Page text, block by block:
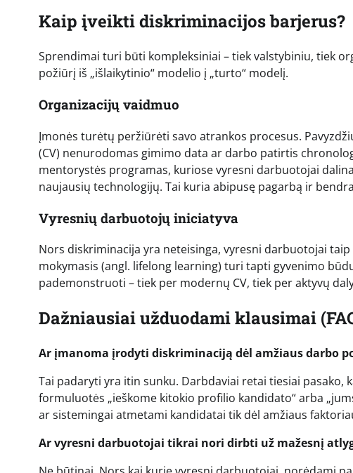
Kaip įveikti diskriminacijos barjerus?
Sprendimai turi būti kompleksiniai – tiek valstybiniu, tiek
požiūrį iš „išlaikytinio“ modelio į „turto“ modelį.
Organizacijų vaidmuo
Įmonės turėtų peržiūrėti savo atrankos procesus.
(CV) nenurodomas gimimo data ar darbo patirtis
mentorystės programas, kuriose vyresni darbuotojai
naujausių technologijų. Tai kuria abipusę pagarbą ir
Vyresnių darbuotojų iniciatyva
Nors diskriminacija yra neteisinga, vyresni darbuotojai
mokymasis (angl. lifelong learning) turi tapti gyvenimo
pademonstruoti – tiek per modernų CV, tiek per aktyvų
Dažniausiai užduodami klausimai
Ar įmanoma įrodyti diskriminaciją dėl amžiaus darbo
Tai padaryti yra itin sunku. Darbdaviai retai tiesiai pasako,
formuluotės „ieškome kitokio profilio kandidato“ arba
ar sistemingai atmetami kandidatai tik dėl amžiaus
Ar vyresni darbuotojai tikrai nori dirbti už mažesnį